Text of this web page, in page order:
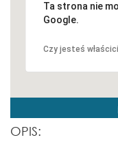
Ta strona nie
Google.
Czy jesteś
OPIS: